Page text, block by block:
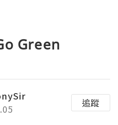
Green
追蹤